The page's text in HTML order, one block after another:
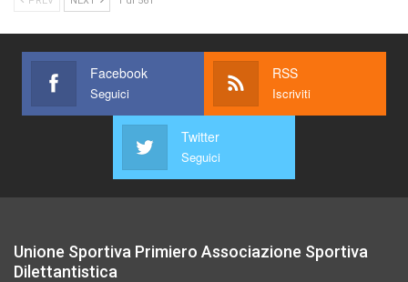
Facebook
Seguici
RSS
Iscriviti
Twitter
Seguici
Unione Sportiva Primiero Associazione Sportiva
Dilettantistica